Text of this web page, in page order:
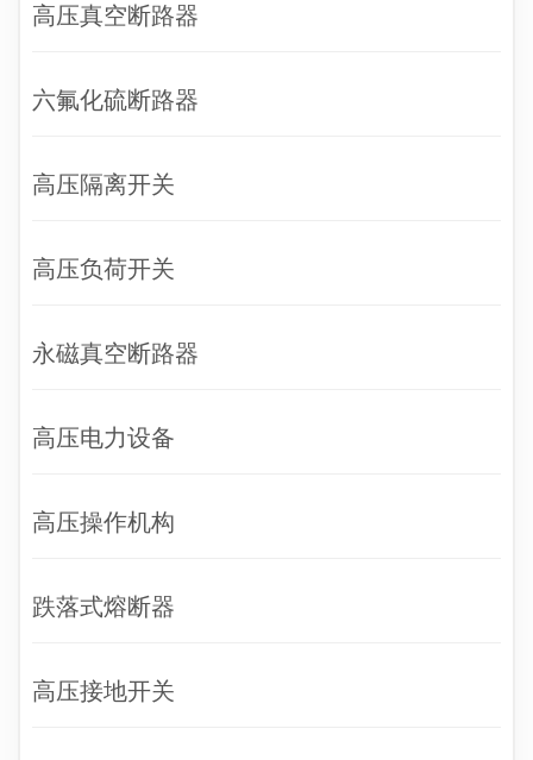
高压真空断路器
六氟化硫断路器
高压隔离开关
高压负荷开关
永磁真空断路器
高压电力设备
高压操作机构
跌落式熔断器
高压接地开关